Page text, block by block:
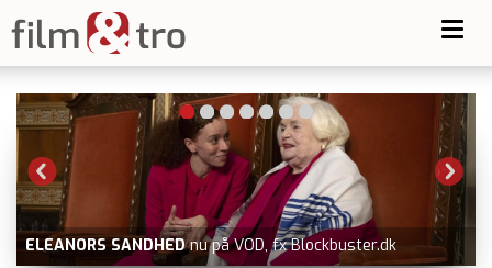
ELEANORS SANDHED nu på VOD, fx Blockbuster.dk